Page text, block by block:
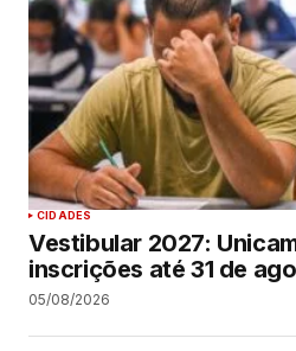
CIDADES
Vestibular 2027:
inscrições até 31 de
05/08/2026